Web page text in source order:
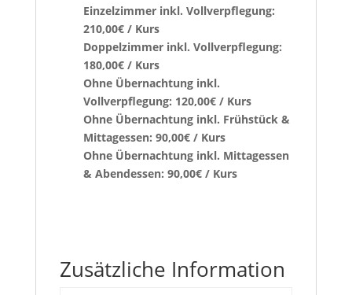
Einzelzimmer inkl. Vollverpflegung:
210,00€ / Kurs
Doppelzimmer inkl. Vollverpflegung:
180,00€ / Kurs
Ohne Übernachtung inkl.
Vollverpflegung: 120,00€ / Kurs
Ohne Übernachtung inkl. Frühstück &
Mittagessen: 90,00€ / Kurs
Ohne Übernachtung inkl. Mittagessen
& Abendessen: 90,00€ / Kurs
Zusätzliche Information